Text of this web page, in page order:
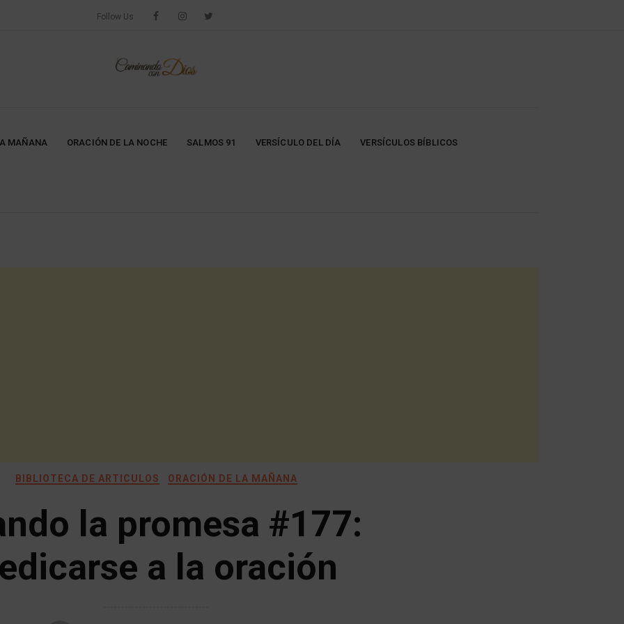
Follow Us
MAÑANA ORACIÓN DE LA NOCHE SALMOS 91 VERSÍCULO DEL DÍA VERSÍCULOS BÍBLICOS
BIBLIOTECA DE ARTICULOS ORACIÓN DE LA MAÑANA
la promesa #177:
a la oración